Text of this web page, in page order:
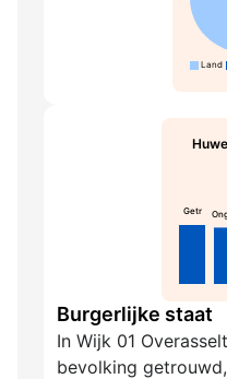
Land
Getr
Burgerlijke staat
In Wijk 01
bevolking